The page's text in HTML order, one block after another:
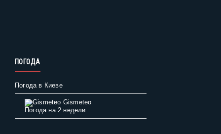
ПОГОДА
Погода в Киеве
Gismeteo
Погода на 2 недели